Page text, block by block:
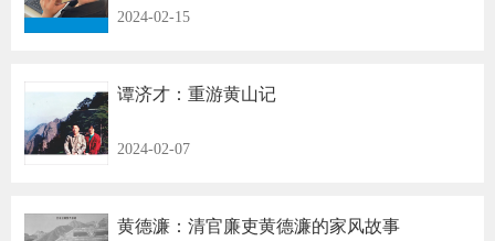
2024-02-15
谭济才：重游黄山记
2024-02-07
黄德濂：清官廉吏黄德濂的家风故事